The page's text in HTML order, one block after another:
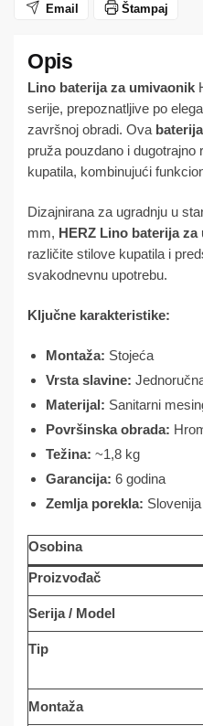
Email Štampaj
Lino baterija za umivaonik
serije, prepoznatljive po
završnoj obradi. Ova
pruža pouzdano i
kupatila, kombinujući
Dizajnirana za ugradnju u
mm, HERZ Lino baterija za
različite stilove kupatila i
svakodnevnu upotrebu.
Ključne karakteristike:
Montaža: Stojeća
Vrsta slavine:
Materijal: Sanitarni
Površinska obrada:
Težina: ~1,8 kg
Garancija: 6 godina
Zemlja porekla:
Osobina
Proizvođač
Serija / Model
Tip
Montaža